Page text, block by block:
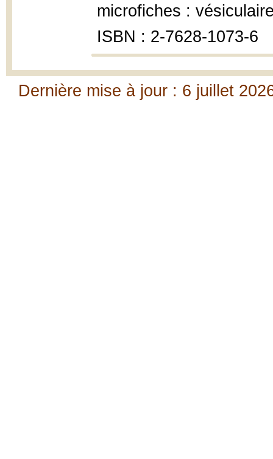
microfiches :
ISBN : 2-7628-1073-6
Dernière mise à jour : 6 juillet